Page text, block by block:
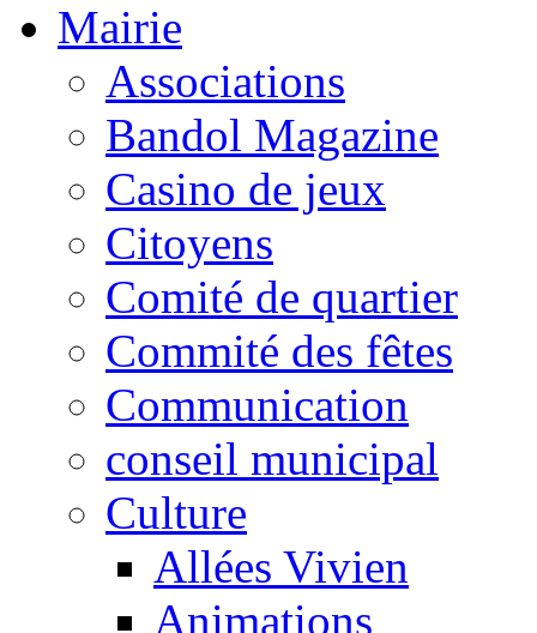
Mairie
Associations
Bandol Magazine
Casino de jeux
Citoyens
Comité de quartier
Commité des fêtes
Communication
conseil municipal
Culture
Allées Vivien
Animations